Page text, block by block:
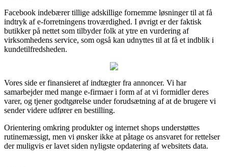
Facebook indebærer tillige adskillige fornemme løsninger til at få
indtryk af e-forretningens troværdighed. I øvrigt er der faktisk
butikker på nettet som tilbyder folk at ytre en vurdering af
virksomhedens service, som også kan udnyttes til at få et indblik i
kundetilfredsheden.
Vores side er finansieret af indtægter fra annoncer. Vi har
samarbejder med mange e-firmaer i form af at vi formidler deres
varer, og tjener godtgørelse under forudsætning af at de brugere vi
sender videre udfører en bestilling.
Orientering omkring produkter og internet shops understøttes
rutinemæssigt, men vi ønsker ikke at påtage os ansvaret for rettelser
der muligvis er lavet siden nyligste opdatering af websitets data.